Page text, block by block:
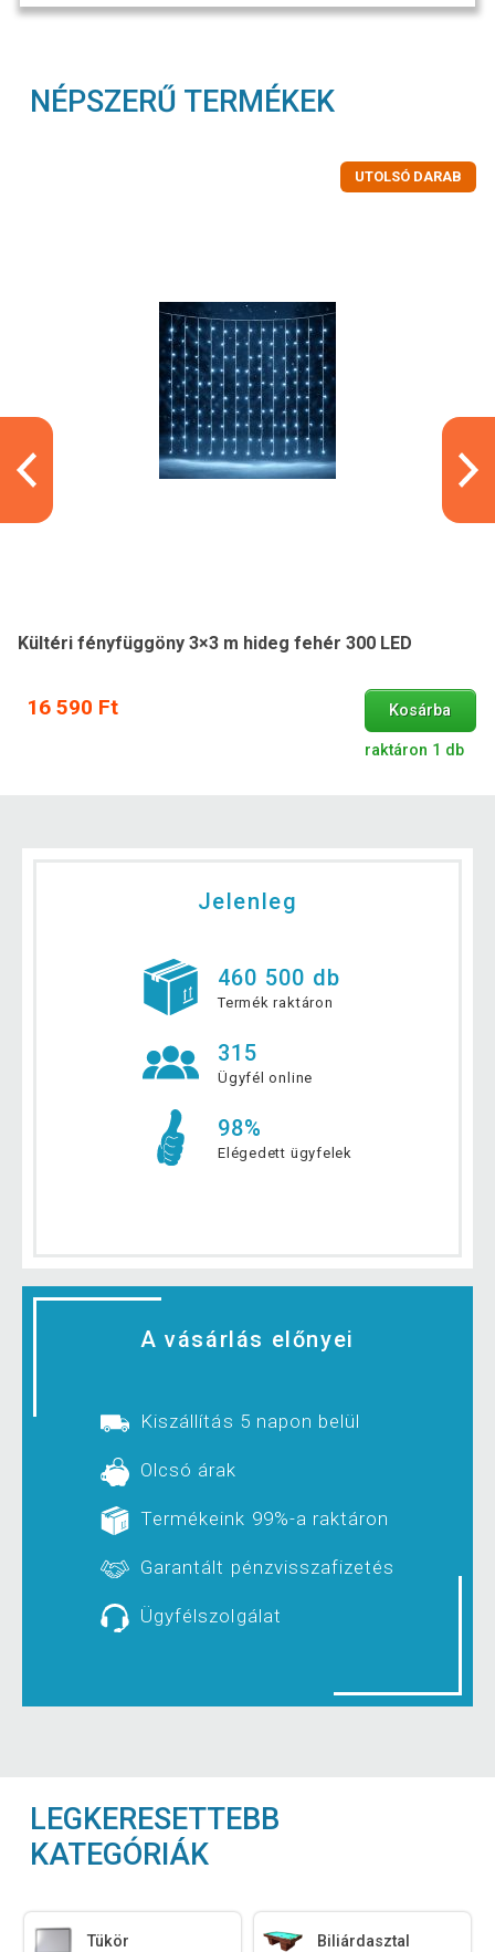
NÉPSZERŰ TERMÉKEK
UTOLSÓ DARAB
Kültéri fényfüggöny 3×3 m hideg fehér 300 LED
16 590 Ft Kosárba
raktáron 1 db
Jelenleg
460 500 db
Termék raktáron
315
Ügyfél online
98%
Elégedett ügyfelek
A vásárlás előnyei
Kiszállítás 5 napon belül
Olcsó árak
Termékeink 99%-a raktáron
Garantált pénzvisszafizetés
Ügyfélszolgálat
LEGKERESETTEBB
KATEGÓRIÁK
Tükör Biliárdasztal